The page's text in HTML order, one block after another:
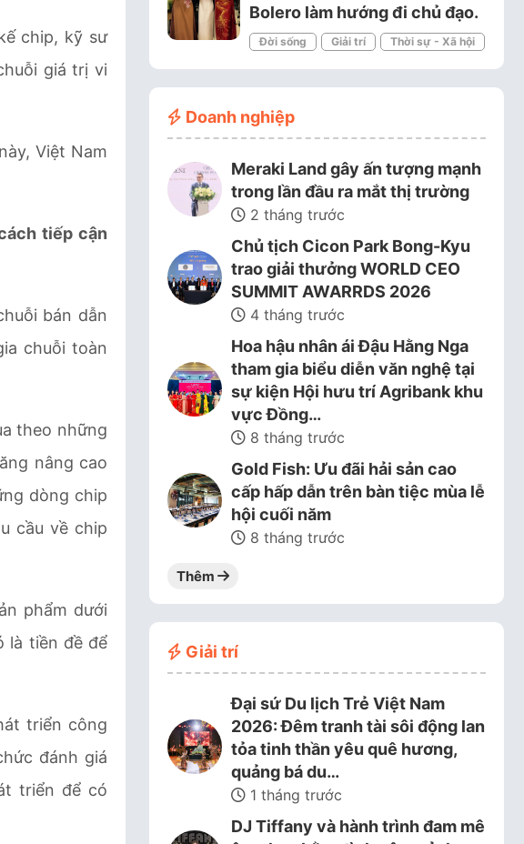
chip, kỹ sư
giá trị vi
Việt Nam
tiếp cận
bán dẫn
chuỗi toàn
theo những
nâng cao
dòng chip
cầu về chip
phẩm dưới
là tiền đề để
triển công
đánh giá
triển để có
Bolero làm hướng đi chủ đạo.
Đời sống Giải trí Thời sự - Xã hội
Doanh nghiệp
Meraki Land gây ấn tượng mạnh
trong lần đầu ra mắt thị trường
2 tháng trước
Chủ tịch Cicon Park Bong-Kyu
trao giải thưởng WORLD CEO
SUMMIT AWARRDS 2026
4 tháng trước
Hoa hậu nhân ái Đậu Hằng Nga
tham gia biểu diễn văn nghệ tại
sự kiện Hội hưu trí Agribank khu
vực Đồng…
8 tháng trước
Gold Fish: Ưu đãi hải sản cao
cấp hấp dẫn trên bàn tiệc mùa lễ
hội cuối năm
8 tháng trước
Thêm
Giải trí
Đại sứ Du lịch Trẻ Việt Nam
2026: Đêm tranh tài sôi động lan
tỏa tinh thần yêu quê hương,
quảng bá du…
1 tháng trước
DJ Tiffany và hành trình đam mê